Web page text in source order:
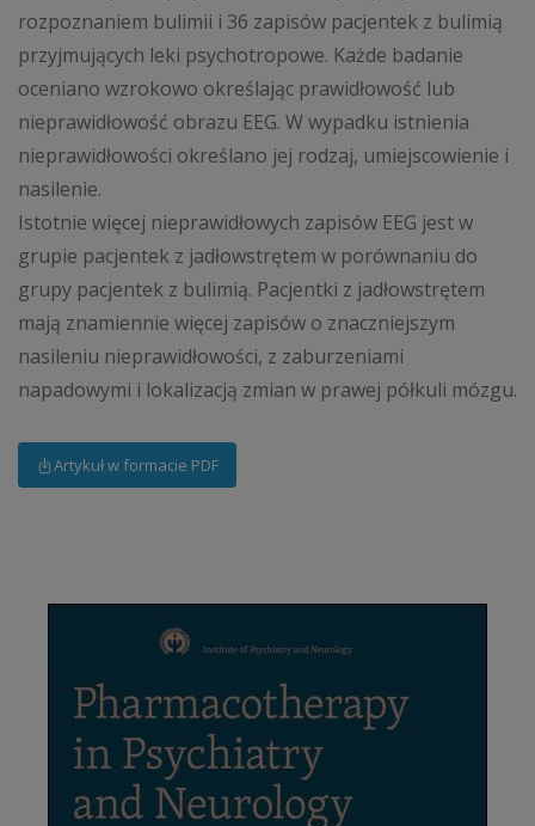
rozpoznaniem bulimii i 36 zapisów pacjentek z bulimią
przyjmujących leki psychotropowe. Każde badanie
oceniano wzrokowo określając prawidłowość lub
nieprawidłowość obrazu EEG. W wypadku istnienia
nieprawidłowości określano jej rodzaj, umiejscowienie i
nasilenie.
Istotnie więcej nieprawidłowych zapisów EEG jest w
grupie pacjentek z jadłowstrętem w porównaniu do
grupy pacjentek z bulimią. Pacjentki z jadłowstrętem
mają znamiennie więcej zapisów o znaczniejszym
nasileniu nieprawidłowości, z zaburzeniami
napadowymi i lokalizacją zmian w prawej półkuli mózgu.
Artykuł w formacie PDF